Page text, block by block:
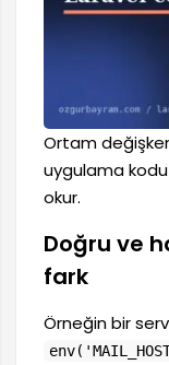
Ortam
uygulama
okur.
Doğru ve
fark
Örneğin bir